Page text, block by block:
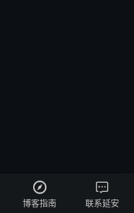

博客指南

联系延安